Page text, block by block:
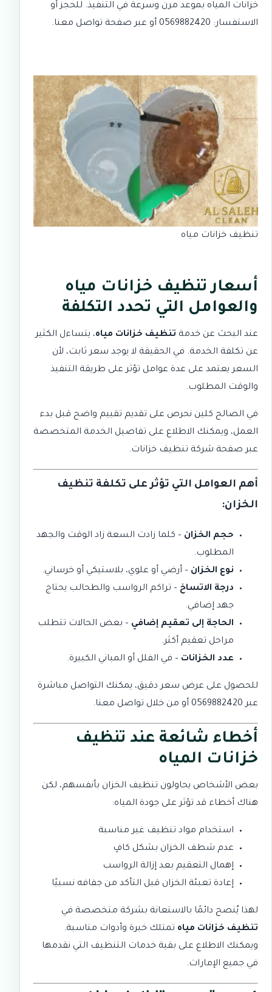
خزانات المياه بموعد مرن وسرعة في التنفيذ. للحجز أو
الاستفسار: 0569882420 أو عبر صفحة تواصل معنا.
تنظيف خزانات مياه
أسعار تنظيف خزانات مياه
والعوامل التي تحدد التكلفة
عند البحث عن خدمة تنظيف خزانات مياه، يتساءل الكثير
عن تكلفة الخدمة. في الحقيقة لا يوجد سعر ثابت، لأن
السعر يعتمد على عدة عوامل تؤثر على طريقة التنفيذ
والوقت المطلوب.
في الصالح كلين نحرص على تقديم تقييم واضح قبل بدء
العمل، ويمكنك الاطلاع على تفاصيل الخدمة المتخصصة
عبر صفحة شركة تنظيف خزانات.
أهم العوامل التي تؤثر على تكلفة تنظيف
الخزان:
حجم الخزان – كلما زادت السعة زاد الوقت والجهد
المطلوب.
نوع الخزان – أرضي أو علوي، بلاستيكي أو خرساني.
درجة الاتساخ – تراكم الرواسب والطحالب يحتاج
جهد إضافي.
الحاجة إلى تعقيم إضافي – بعض الحالات تتطلب
مراحل تعقيم أكثر.
عدد الخزانات – في الفلل أو المباني الكبيرة.
للحصول على عرض سعر دقيق، يمكنك التواصل مباشرة
عبر 0569882420 أو من خلال تواصل معنا.
أخطاء شائعة عند تنظيف
خزانات المياه
بعض الأشخاص يحاولون تنظيف الخزان بأنفسهم، لكن
هناك أخطاء قد تؤثر على جودة المياه:
استخدام مواد تنظيف غير مناسبة
عدم شطف الخزان بشكل كافٍ
إهمال التعقيم بعد إزالة الرواسب
إعادة تعبئة الخزان قبل التأكد من جفافه نسبيًا
لهذا يُنصح دائمًا بالاستعانة بشركة متخصصة في
تنظيف خزانات مياه تمتلك خبرة وأدوات مناسبة.
ويمكنك الاطلاع على بقية خدمات التنظيف التي نقدمها
في جميع الإمارات.